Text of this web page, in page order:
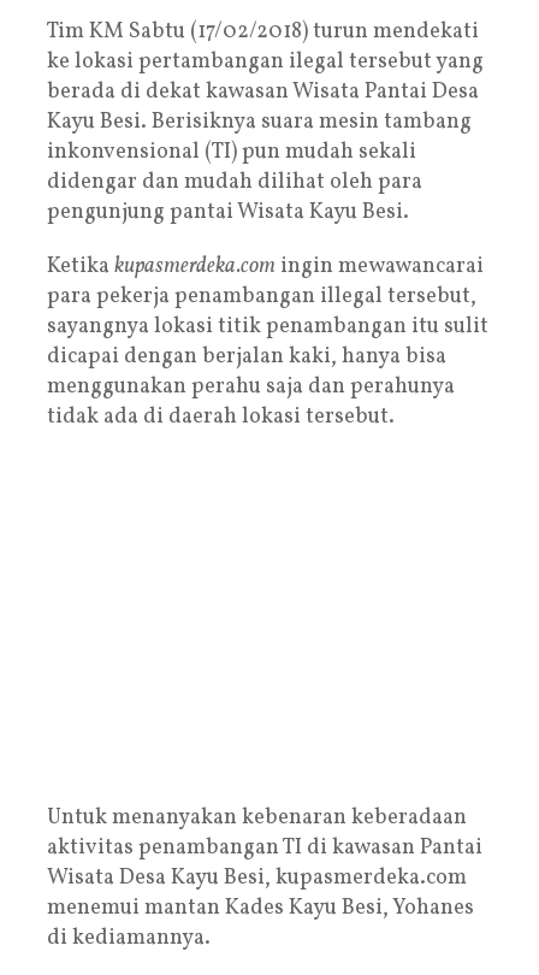
Tim KM Sabtu (17/02/2018) turun mendekati
ke lokasi pertambangan ilegal tersebut yang
berada di dekat kawasan Wisata Pantai Desa
Kayu Besi. Berisiknya suara mesin tambang
inkonvensional (TI) pun mudah sekali
didengar dan mudah dilihat oleh para
pengunjung pantai Wisata Kayu Besi.
Ketika kupasmerdeka.com ingin mewawancarai
para pekerja penambangan illegal tersebut,
sayangnya lokasi titik penambangan itu sulit
dicapai dengan berjalan kaki, hanya bisa
menggunakan perahu saja dan perahunya
tidak ada di daerah lokasi tersebut.
Untuk menanyakan kebenaran keberadaan
aktivitas penambangan TI di kawasan Pantai
Wisata Desa Kayu Besi, kupasmerdeka.com
menemui mantan Kades Kayu Besi, Yohanes
di kediamannya.